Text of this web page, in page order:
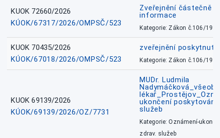
KUOK 72660/2026
KÚOK/67317/2026/OMPSČ/523
Zveřejnění částečně
informace
Kategorie: Zákon č.106/1999
KUOK 70435/2026
KÚOK/67018/2026/OMPSČ/523
zveřejnění
Kategorie: Zákon č.106/1999
KUOK 69139/2026
KÚOK/69139/2026/OZ/7731
MUDr. Ludmila
ukončení
služeb
Kategorie: Oznámení-
zdrav. služeb